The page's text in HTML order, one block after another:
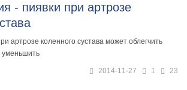
- пиявки при артрозе
артрозе коленного сустава может облегчить
уменьшить
2014-11-27 1 23